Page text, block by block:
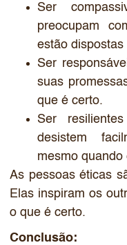
Ser
preocupam
estão dispostas
Ser
suas
que é certo.
Ser
desistem
mesmo quando
As pessoas éticas
Elas inspiram os
o que é certo.
Conclusão: